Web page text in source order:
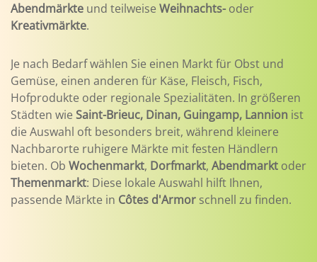
Abendmärkte und teilweise Weihnachts- oder
Kreativmärkte.
Je nach Bedarf wählen Sie einen Markt für Obst und
Gemüse, einen anderen für Käse, Fleisch, Fisch,
Hofprodukte oder regionale Spezialitäten. In größeren
Städten wie Saint-Brieuc, Dinan, Guingamp, Lannion ist
die Auswahl oft besonders breit, während kleinere
Nachbarorte ruhigere Märkte mit festen Händlern
bieten. Ob Wochenmarkt, Dorfmarkt, Abendmarkt oder
Themenmarkt: Diese lokale Auswahl hilft Ihnen,
passende Märkte in Côtes d'Armor schnell zu finden.